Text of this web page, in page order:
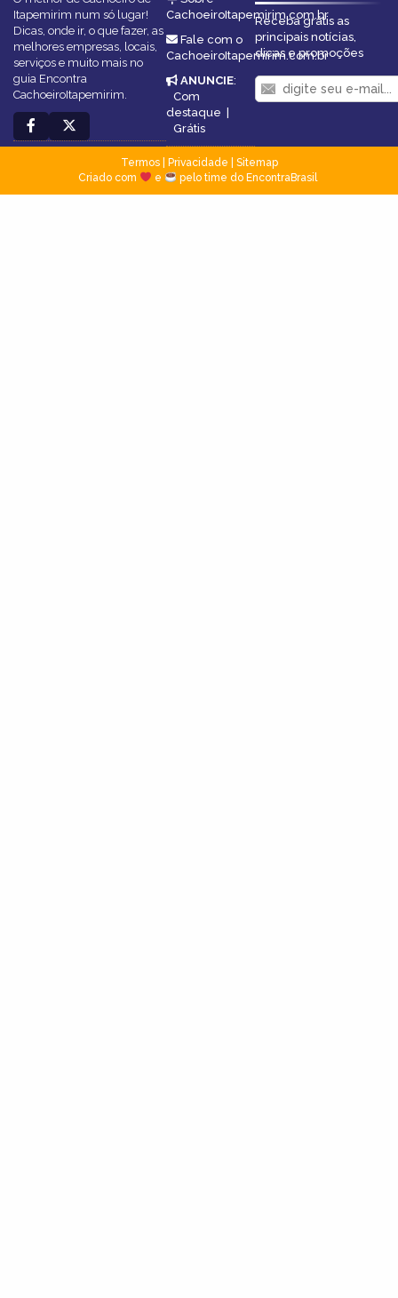
Itapemirim num só lugar!
Dicas, onde ir, o que fazer, as
melhores empresas, locais,
serviços e muito mais no
guia Encontra
CachoeiroItapemirim.
CachoeiroItapemirim.com.br
Fale com o
CachoeiroItapemirim.com.br
ANUNCIE:
Com
destaque |
Grátis
Receba grátis as
principais notícias,
dicas e promoções
Termos| Privacidade
Sitemap
Criado com
e pelo time do EncontraBrasil